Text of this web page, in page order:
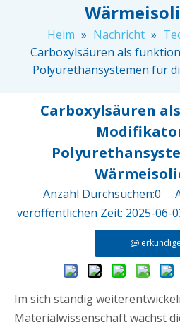
Heim » Nachricht »
Carboxylsäuren als
Polyurethansystemen für
Carboxylsäuren
Anzahl Durchsuchen:0
veröffentlichen Zeit: 2025-
Im sich ständig
Materialwissenschaft wächst